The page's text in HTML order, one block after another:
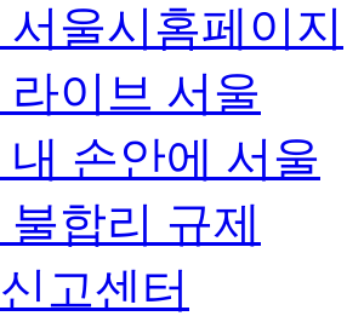
서울시홈페이지
라이브 서울
내 손안에 서울
불합리 규제
신고센터